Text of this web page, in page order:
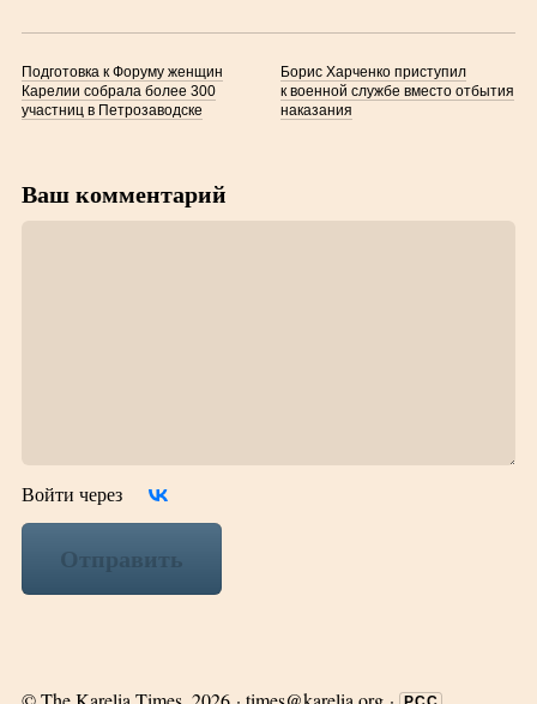
Подготовка к Форуму женщин
Карелии собрала более 300
участниц в Петрозаводске
Борис Харченко приступил
к военной службе вместо отбытия
наказания
Ваш комментарий
Войти через
Отправить